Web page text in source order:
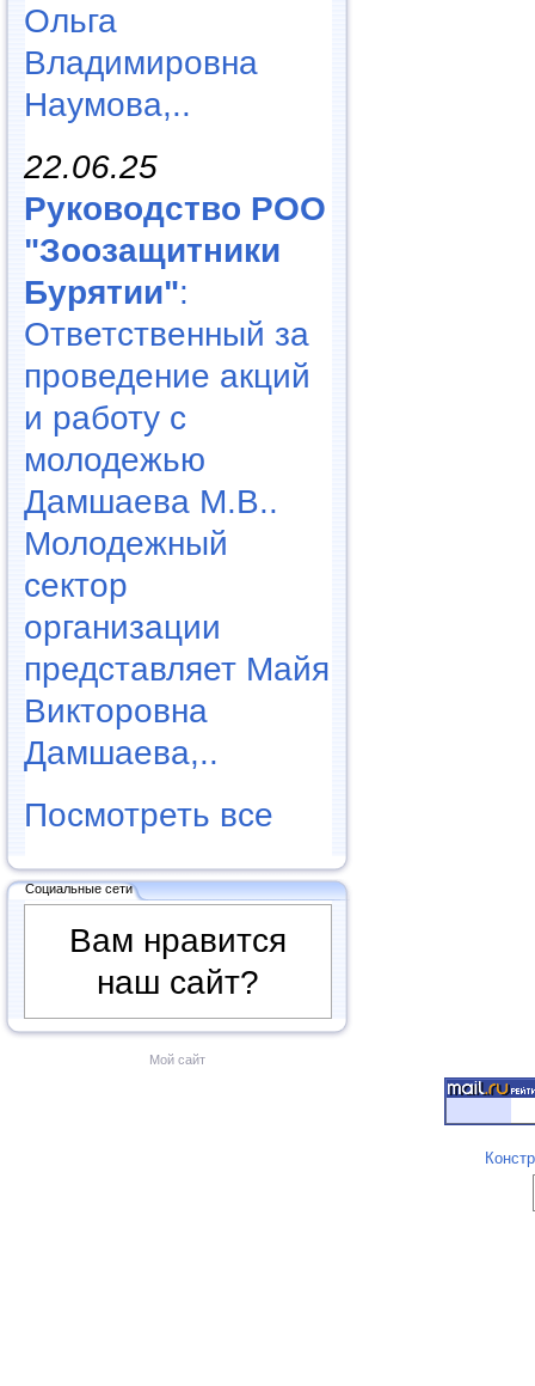
Ольга
Владимировна
Наумова,..
22.06.25
Руководство РОО
"Зоозащитники
Бурятии":
Ответственный за
проведение акций
и работу с
молодежью
Дамшаева М.В..
Молодежный
сектор
организации
представляет Майя
Викторовна
Дамшаева,..
Посмотреть все
Социальные сети
Вам нравится
наш сайт?
Мой сайт